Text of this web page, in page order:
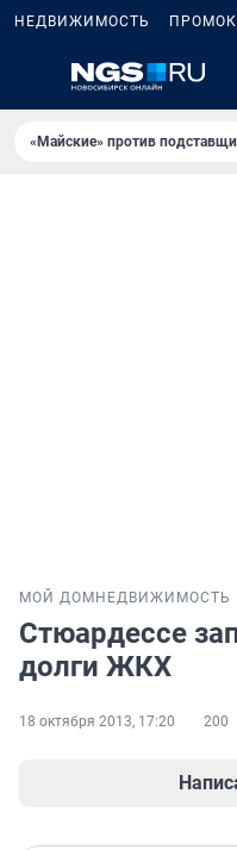
НЕДВИЖИМОСТЬ
«Майские» против
МОЙ ДОМ НЕДВИЖИМОСТЬ
Стюардессе
долги ЖКХ
18 октября 2013, 17:20 200